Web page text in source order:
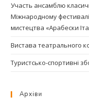
Участь ансамблю
Міжнародному
мистецтва «Арабески
Вистава театрального
Туристсько-спортивні
Архіви